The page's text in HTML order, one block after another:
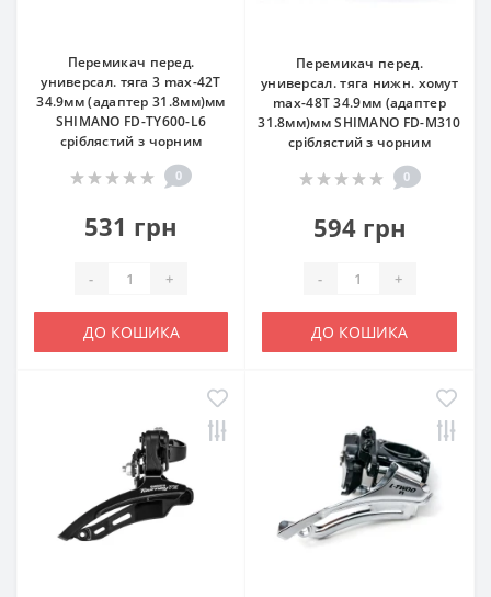
Перемикач перед.
универсал. тяга 3 max-42T
34.9мм (адаптер 31.8мм)мм
SHIMANO FD-TY600-L6
срiблястий з чорним
0
531 грн
- +
ДО КОШИКА
Перемикач перед.
универсал. тяга нижн. хомут
max-48T 34.9мм (адаптер
31.8мм)мм SHIMANO FD-M310
срiблястий з чорним
0
594 грн
- +
ДО КОШИКА